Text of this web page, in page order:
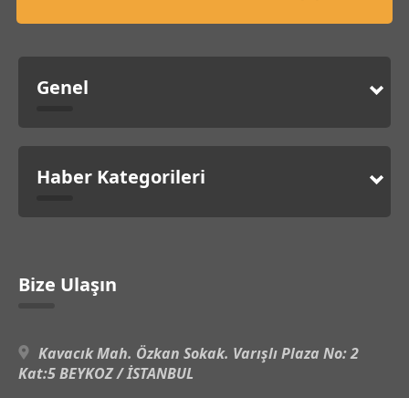
Genel
Haber Kategorileri
Bize Ulaşın
Kavacık Mah. Özkan Sokak. Varışlı Plaza No: 2
Kat:5 BEYKOZ / İSTANBUL